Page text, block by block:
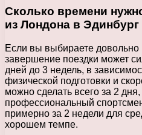
Сколько времени
из Лондона в
Если вы выбираете
завершение поездки может
дней до 3 недель, в
физической подготовки и
можно сделать всего за 2
профессиональный
примерно за 2 недели для
хорошем темпе.